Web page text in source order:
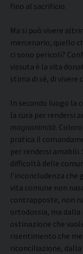
fino al sacrificio.
Ma si può vivere
mercenario, quello
ci sono pericoli?
vissuta è la vita
stima di sé, di vivere
In secondo luogo la
la cura per rendersi
magnanimità.
pratica il
per rendersi amabili.
difficoltà delle
l’inconcludenza
vita comune non
contrapposte, non
ortodossia, ma
ostinazione che
risentimento che
riconciliazione,